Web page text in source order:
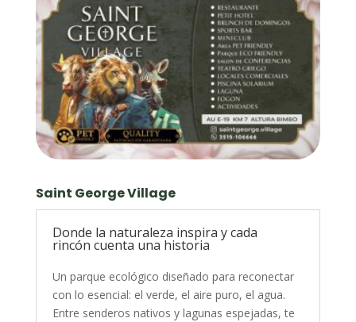
Saint George Village
Donde la naturaleza inspira y cada
rincón cuenta una historia
Un parque ecológico diseñado para reconectar
con lo esencial: el verde, el aire puro, el agua.
Entre senderos nativos y lagunas espejadas, te